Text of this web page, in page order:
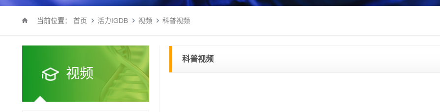
当前位置： 首页 活力IGDB 视频 科普视频
视频
科普视频